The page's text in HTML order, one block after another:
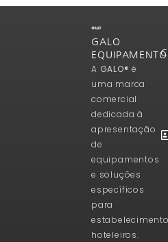
GALO
A GALO® é
uma marca
comercial
dedicada à
apresentação
de
equipamentos
e soluções
específicos
para
hoteleiros.